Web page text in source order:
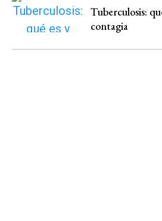
Tuberculosis:
contagia